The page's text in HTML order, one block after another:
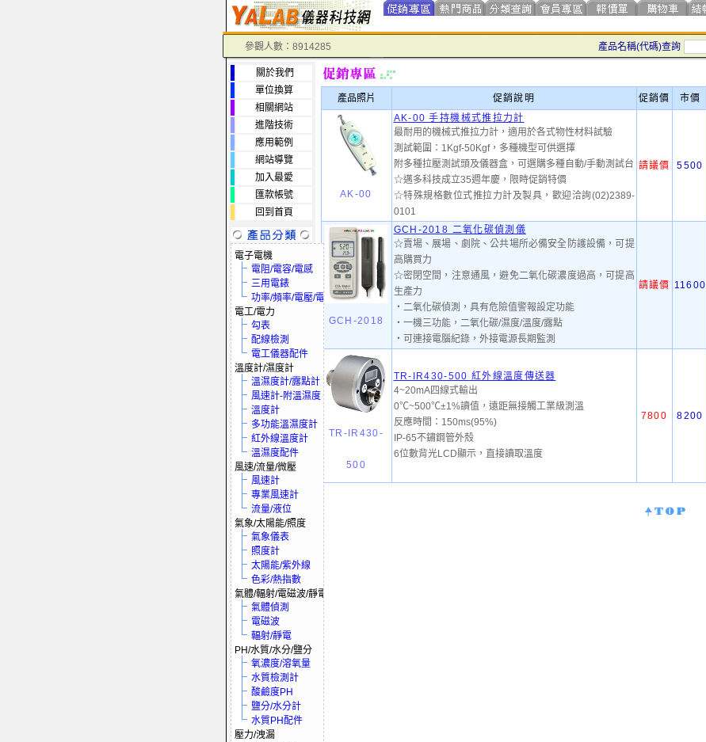
參觀人數：8914285 產品名稱(代碼)查詢
關於我們
單位換算
相關網站
進階技術
應用範例
網站導覽
加入最愛
匯款帳號
回到首頁
電子電機
電阻/電容/電感
三用電錶
功率/頻率/電壓/電流
電工/電力
勾表
配線檢測
電工儀器配件
溫度計/濕度計
溫濕度計/露點計
風速計-附溫濕度
溫度計
多功能溫濕度計
紅外線溫度計
溫濕度配件
風速/流量/微壓
風速計
專業風速計
流量/液位
氣象/太陽能/照度
氣象儀表
照度計
太陽能/紫外線
色彩/熱指數
氣體/輻射/電磁波/靜電
氣體偵測
電磁波
輻射/靜電
PH/水質/水分/鹽分
氧濃度/溶氧量
水質檢測計
酸鹼度PH
鹽分/水分計
水質PH配件
壓力/洩漏
產品照片 促銷說明 促銷價 市價
AK-00
AK-00 手持機械式推拉力計
最耐用的機械式推拉力計，適用於各式物性材料試驗
測試範圍：1Kgf-50Kgf，多種機型可供選擇
附多種拉壓測試頭及儀器盒，可選購多種自動/手動測試台
☆邁多科技成立35週年慶，限時促銷特價
☆特殊規格數位式推拉力計及製具，歡迎洽詢(02)2389-
0101
請議價 5500
GCH-2018
GCH-2018 二氧化碳偵測儀
☆賣場、展場、劇院、公共場所必備安全防護設備，可提
高購買力
☆密閉空間，注意通風，避免二氧化碳濃度過高，可提高
生產力
‧二氧化碳偵測，具有危險值警報設定功能
‧一機三功能，二氧化碳/濕度/溫度/露點
‧可連接電腦紀錄，外接電源長期監測
請議價 11600
TR-IR430-
500
TR-IR430-500 紅外線溫度傳送器
4~20mA四線式輸出
0℃~500℃±1%讀值，遠距無接觸工業級測溫
反應時間：150ms(95%)
IP-65不鏽鋼管外殼
6位數背光LCD顯示，直接讀取溫度
7800 8200